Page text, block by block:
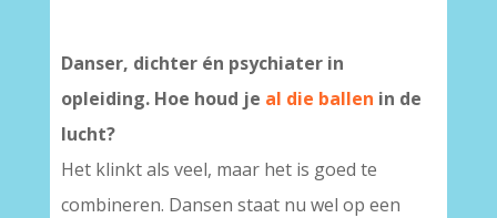
Danser, dichter én psychiater in
opleiding. Hoe houd je al die ballen in de
lucht?
Het klinkt als veel, maar het is goed te
combineren. Dansen staat nu wel op een